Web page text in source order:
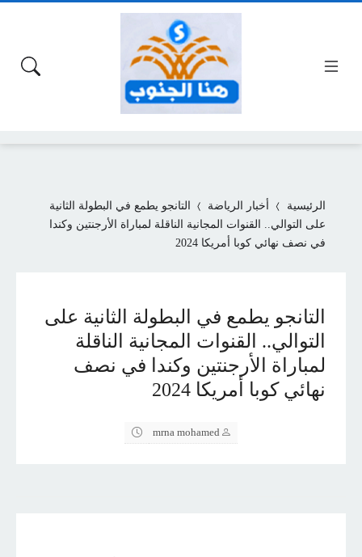
الرئيسية أخبار الرياضة
التانجو يطمع في البطولة الثانية
على التوالي.. القنوات المجانية الناقلة لمباراة الأرجنتين وكندا
في نصف نهائي كوبا أمريكا 2024
التانجو يطمع في البطولة الثانية على
التوالي.. القنوات المجانية الناقلة
لمباراة الأرجنتين وكندا في نصف
نهائي كوبا أمريكا 2024
mrna mohamed